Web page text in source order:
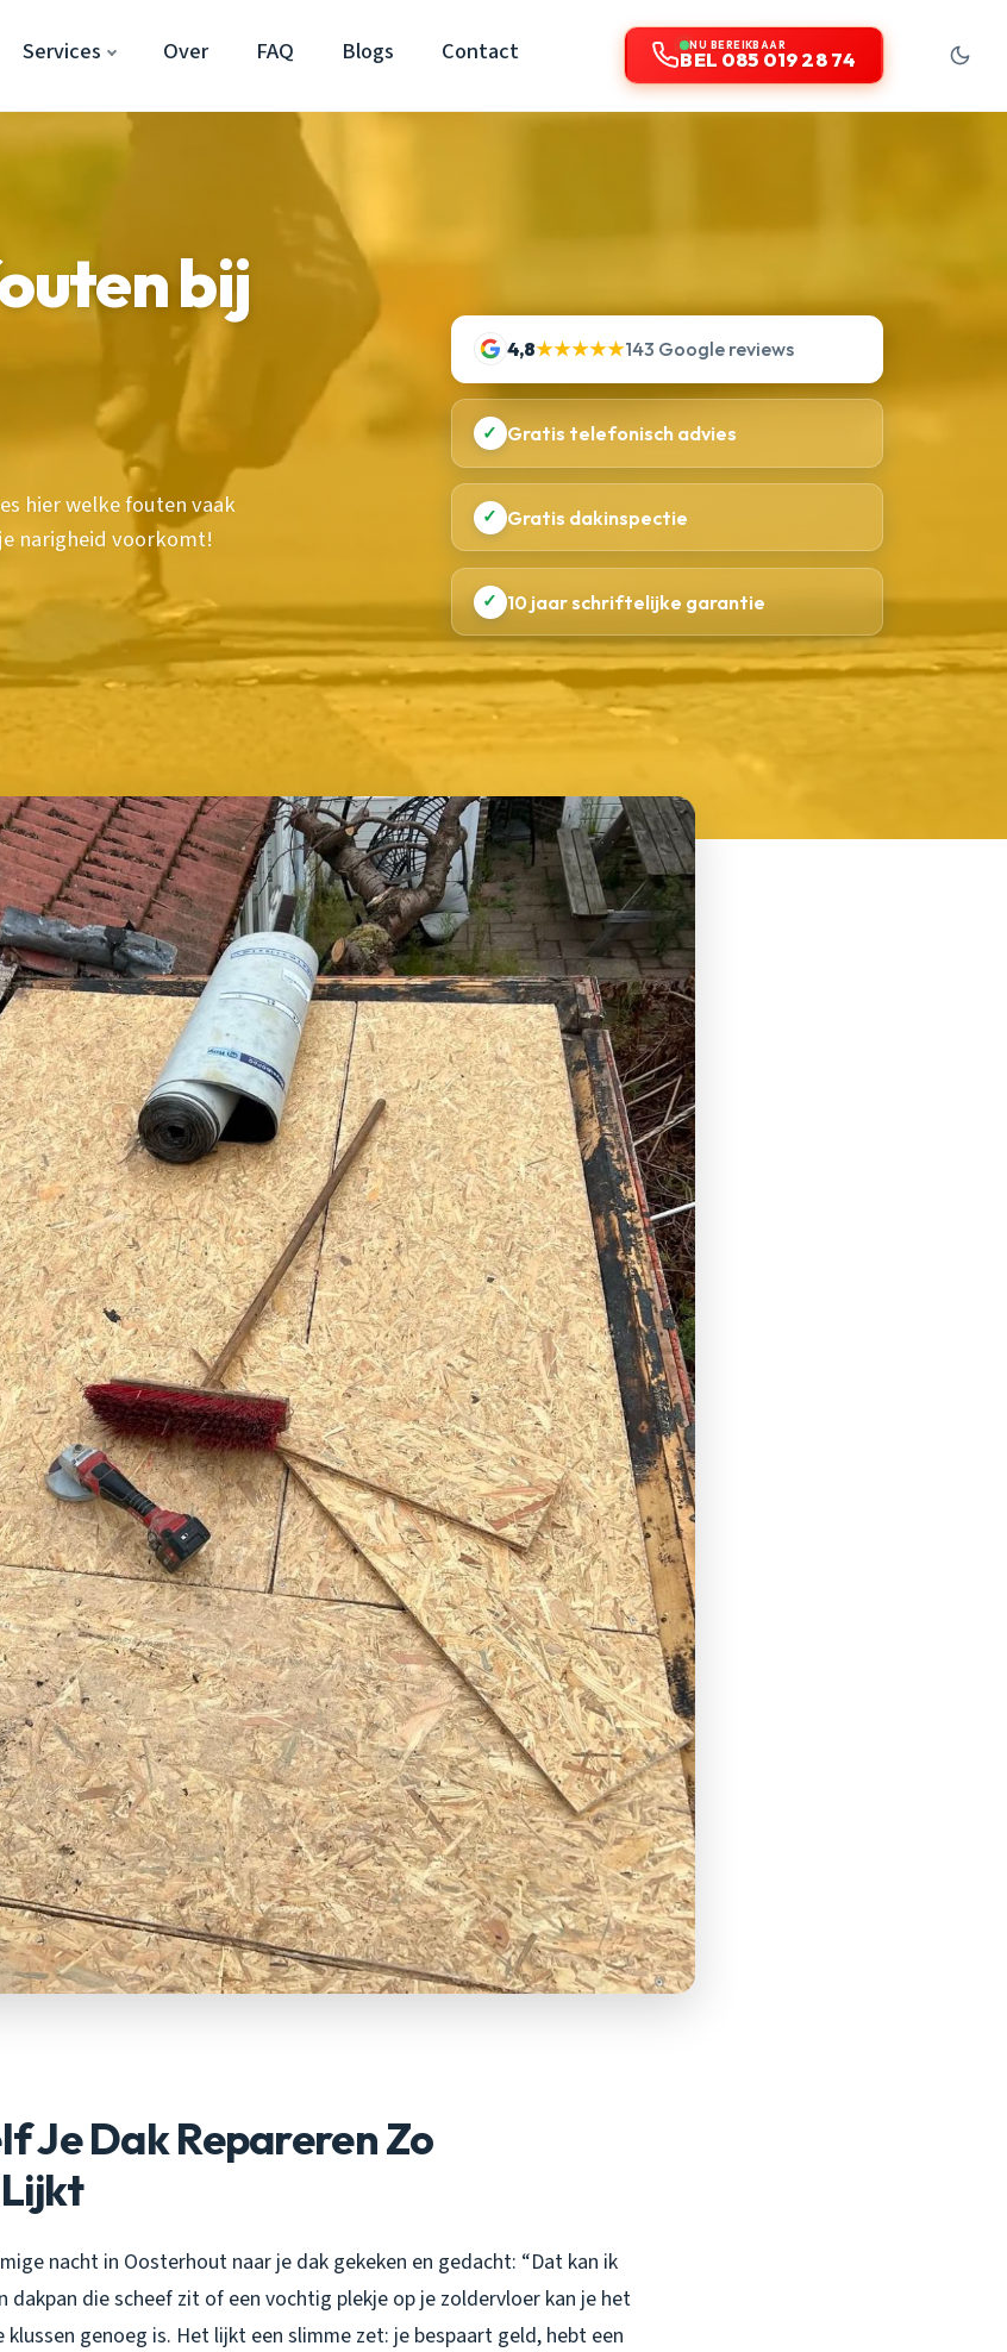
Services Over FAQ Blogs Contact NU BEREIKBAAR
BEL 085 019 28 74
bij
hier welke fouten vaak
narigheid voorkomt!
4,8★★★★★143 Google reviews
✓ Gratis telefonisch advies
✓ Gratis dakinspectie
✓ 10 jaar schriftelijke garantie
Je Dak Repareren Zo
nacht in Oosterhout naar je dak gekeken en gedacht: “Dat kan ik
dakpan die scheef zit of een vochtig plekje op je zoldervloer kan je het
genoeg is. Het lijkt een slimme zet: je bespaart geld, hebt een